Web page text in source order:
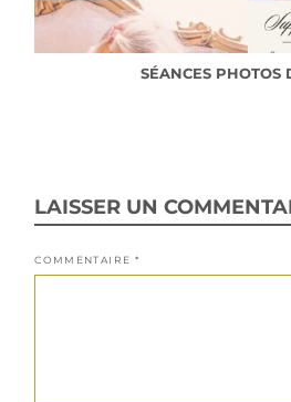
SÉANCES PHOTOS
LAISSER UN
COMMENTAIRE *